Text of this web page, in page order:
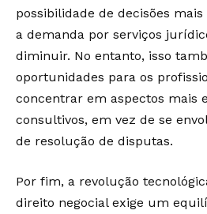
possibilidade de decisões
a demanda por serviços
diminuir. No entanto, isso
oportunidades para os
concentrar em aspectos mais
consultivos, em vez de se
de resolução de disputas.
Por fim, a revolução
direito negocial exige um